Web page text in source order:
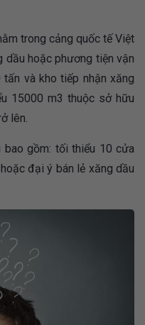
trong cảng quốc tế Việt
dầu hoặc phương tiện vận
và kho tiếp nhận xăng
15000 m3 thuộc sở hữu
lên.
bao gồm: tối thiểu 10 cửa
đại ý bán lẻ xăng dầu